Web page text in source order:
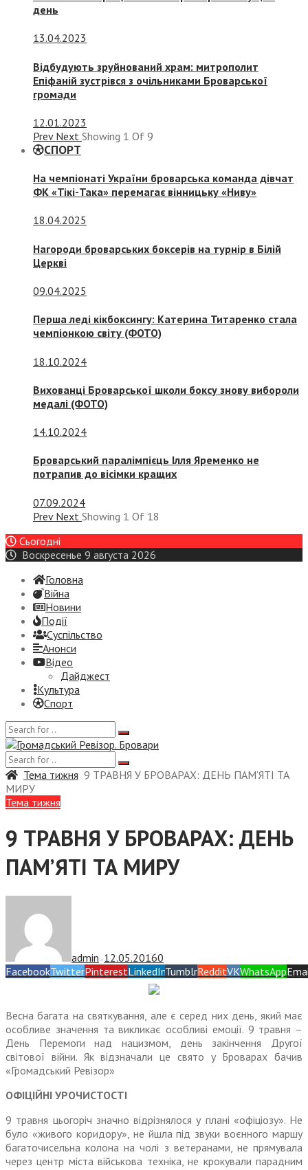
день
13.04.2023
Відбудують зруйнований храм: митрополит
Епіфаній зустрівся з очільниками Броварської
громади
12.01.2023
Prev Next Showing 1 Of 9
СПОРТ
На чемпіонаті України броварська команда дівчат
ФК «Тікі-Така» перемагає вінницьку «Ниву»
18.04.2025
Нагороди броварських боксерів на турнір в Білій
Церкві
09.04.2025
Перша леді кікбоксингу: Катерина Титаренко стала
чемпіонкою світу (ФОТО)
18.10.2024
Вихованці Броварської школи боксу знову вибороли
медалі (ФОТО)
14.10.2024
Броварський паралімпієць Ілля Яременко не
потрапив до вісімки кращих
07.09.2024
Prev Next Showing 1 Of 18
Сьогодні
Воскресенье 9 августа 2026
Головна
Війна
Новини
Події
Суспiльство
Анонси
Відео
Дайджест
Культура
Спорт
Тема тижня 9 ТРАВНЯ У БРОВАРАХ: ДЕНЬ ПАМ’ЯТІ ТА
МИРУ
Тема тижня
9 ТРАВНЯ У БРОВАРАХ: ДЕНЬ
ПАМ’ЯТІ ТА МИРУ
admin — 12.05.20160
FacebookTwitterPinterestLinkedInTumblrRedditVKWhatsApp
Весна багата на святкування, але є серед них день, який має
особливе значення та викликає особливі емоції. 9 травня –
День Перемоги над нацизмом, день закінчення Другої
світової війни. Як відзначали це свято у Броварах бачив
«Громадський Ревізор»
ОФІЦІЙНІ УРОЧИСТОСТІ
9 травня цьогоріч значно відрізнялося у плані «офіціозу». Не
було «живого коридору», не йшла під звуки воєнного маршу
багаточисельна колона на чолі з ветеранами, не прямувала
через центр міста військова техніка, не крокували парадним